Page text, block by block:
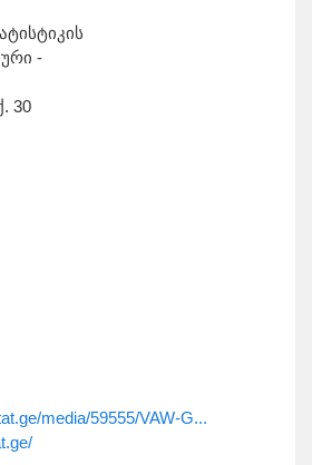
-
30
media/59555/VAW-G...